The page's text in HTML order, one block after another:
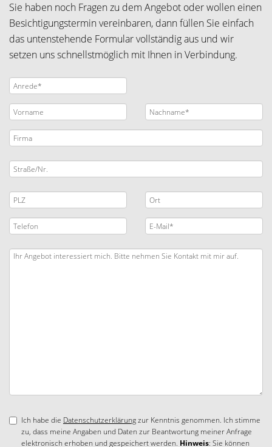
Sie haben noch Fragen zu dem Angebot oder wollen einen
Besichtigungstermin vereinbaren, dann füllen Sie einfach
das untenstehende Formular vollständig aus und wir
setzen uns schnellstmöglich mit Ihnen in Verbindung.
Ich habe die Datenschutzerklärungzur Kenntnis genommen. Ich stimme
zu, dass meine Angaben und Daten zur Beantwortung meiner Anfrage
elektronisch erhoben und gespeichert werden. Hinweis: Sie können